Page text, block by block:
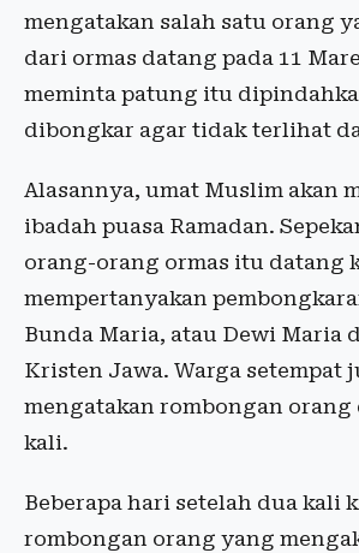
mengatakan salah satu orang
dari ormas datang pada 11
meminta patung itu
dibongkar agar tidak terlihat
Alasannya, umat Muslim akan
ibadah puasa Ramadan.
orang-orang ormas itu datang
mempertanyakan
Bunda Maria, atau Dewi Maria
Kristen Jawa. Warga setempat
mengatakan rombongan orang
kali.
Beberapa hari setelah dua kali
rombongan orang yang